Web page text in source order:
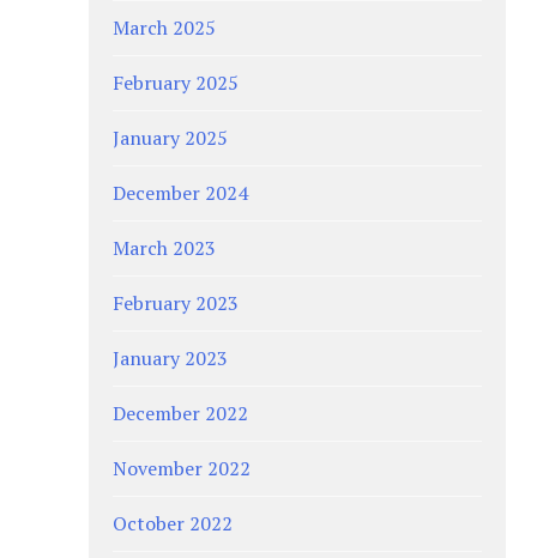
March 2025
February 2025
January 2025
December 2024
March 2023
February 2023
January 2023
December 2022
November 2022
October 2022